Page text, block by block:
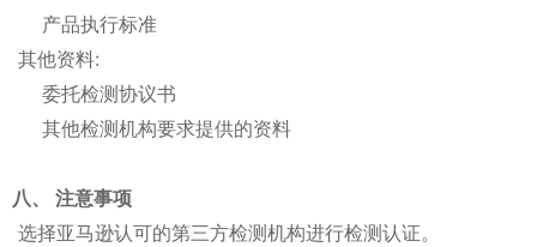
产品执行标准
其他资料:
委托检测协议书
其他检测机构要求提供的资料
八、 注意事项
选择亚马逊认可的第三方检测机构进行检测认证。